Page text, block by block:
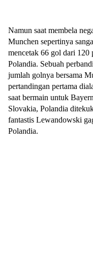
Namun saat membela
Munchen sepertinya
mencetak 66 gol dari 120
Polandia. Sebuah
jumlah golnya bersama
pertandingan pertama
saat bermain untuk
Slovakia, Polandia
fantastis Lewandowski
Polandia.